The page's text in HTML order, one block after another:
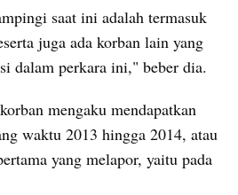
saat ini adalah termasuk
juga ada korban lain yang
dalam perkara ini," beber dia.
mengaku mendapatkan
waktu 2013 hingga 2014, atau
yang melapor, yaitu pada